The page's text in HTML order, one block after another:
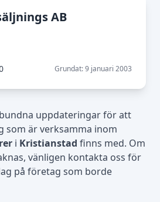
AB
Grundat: 9 januari 2003
uppdateringar för att
som är verksamma inom
i Kristianstad finns med. Om
vänligen kontakta oss för
på företag som borde